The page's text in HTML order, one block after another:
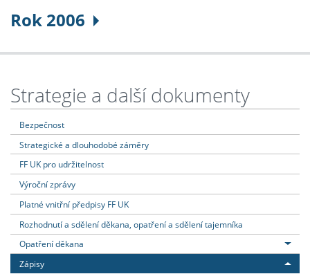
Rok 2006
Strategie a další dokumenty
Bezpečnost
Strategické a dlouhodobé záměry
FF UK pro udržitelnost
Výroční zprávy
Platné vnitřní předpisy FF UK
Rozhodnutí a sdělení děkana, opatření a sdělení tajemníka
Opatření děkana
Zápisy